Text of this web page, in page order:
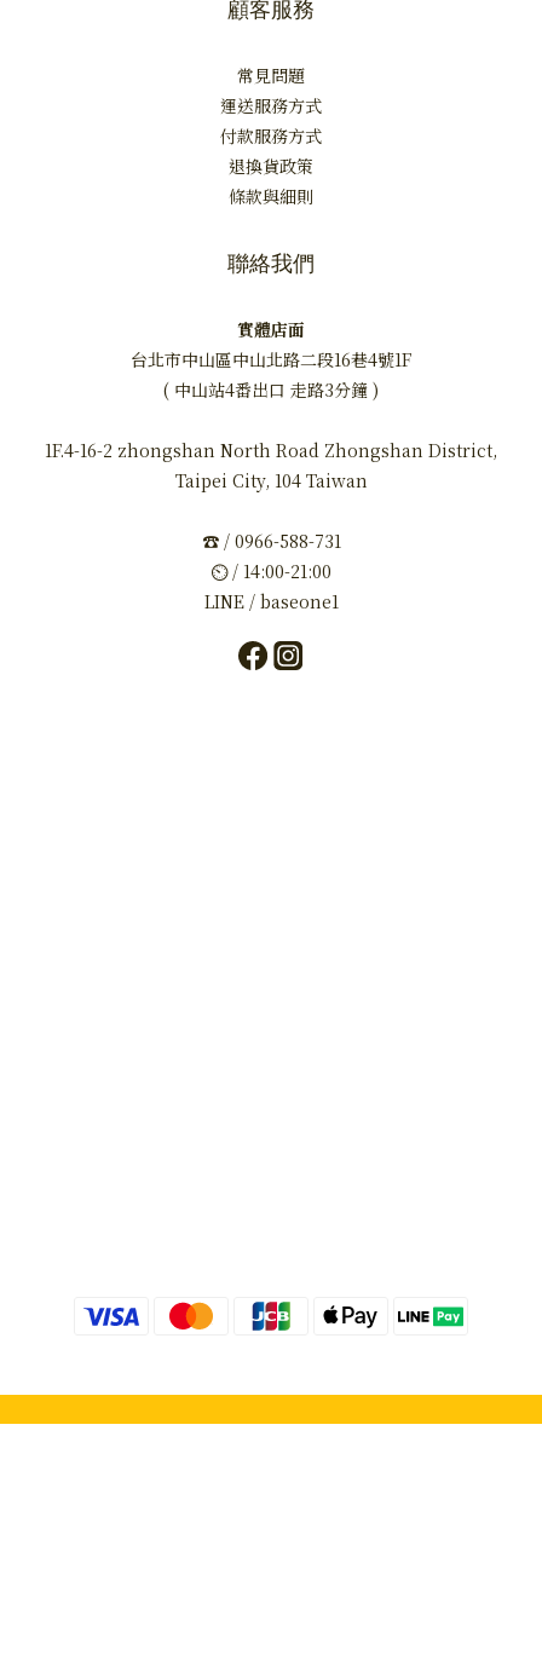
顧客服務
常見問題
運送服務方式
付款服務方式
退換貨政策
條款與細則
聯絡我們
實體店面
台北市中山區中山北路二段16巷4號1F
( 中山站4番出口 走路3分鐘 )
1F.4-16-2 zhongshan North Road Zhongshan District,
Taipei City, 104 Taiwan
☎ / 0966-588-731
⏲ / 14:00-21:00
LINE / baseone1